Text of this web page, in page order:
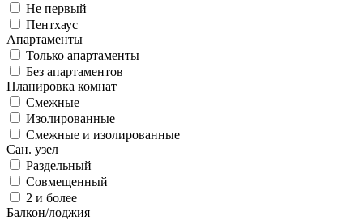
Не первый
Пентхаус
Апартаменты
Только апартаменты
Без апартаментов
Планировка комнат
Смежные
Изолированные
Смежные и изолированные
Сан. узел
Раздельный
Совмещенный
2 и более
Балкон/лоджия